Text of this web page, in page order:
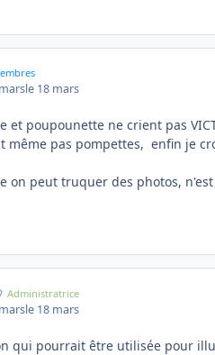
le 18 mars
et poupounette ne crient pas
même pas pompettes, enfin je
on peut truquer des photos,
Administratrice
le 18 mars
qui pourrait être utilisée pour